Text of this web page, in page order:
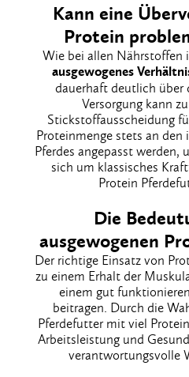
Kann eine
Protein
Wie bei allen Nährstoffen
ausgewogenes
dauerhaft deutlich über
Versorgung kann
Stickstoffausscheidung
Proteinmenge stets an den
Pferdes angepasst werden,
sich um klassisches
Protein
Die
ausgewogenen
Der richtige Einsatz von
zu einem Erhalt der
einem gut
beitragen. Durch die
Pferdefutter mit viel
Arbeitsleistung und
verantwortungsvolle